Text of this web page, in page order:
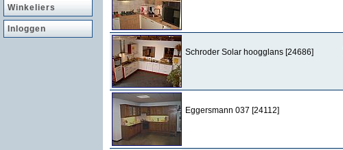
Winkeliers
Inloggen
Schroder Solar hoogglans [24686]
Eggersmann 037 [24112]